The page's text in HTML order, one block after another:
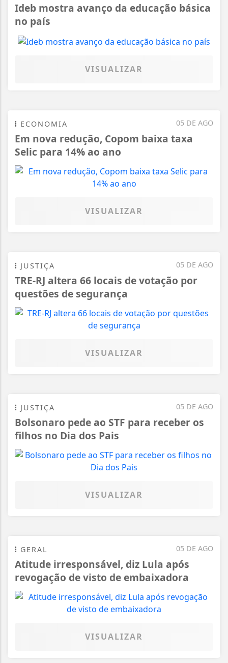
Ideb mostra avanço da educação básica
no país
VISUALIZAR
05 DE AGO
ECONOMIA
Em nova redução, Copom baixa taxa
Selic para 14% ao ano
VISUALIZAR
05 DE AGO
JUSTIÇA
TRE-RJ altera 66 locais de votação por
questões de segurança
VISUALIZAR
05 DE AGO
JUSTIÇA
Bolsonaro pede ao STF para receber os
filhos no Dia dos Pais
VISUALIZAR
05 DE AGO
GERAL
Atitude irresponsável, diz Lula após
revogação de visto de embaixadora
VISUALIZAR